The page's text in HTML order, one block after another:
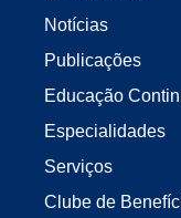
Notícias
Publicações
Educação
Especialidades
Serviços
Clube de